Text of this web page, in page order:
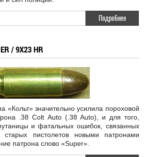
Подробнее
/ 9X23 HR
«Кольт» значительно усилила пороховой
.38 Colt Auto (.38 Auto), и для того,
и фатальных ошибок, связанных
пистолетов новыми патронами
патрона слово «Super».